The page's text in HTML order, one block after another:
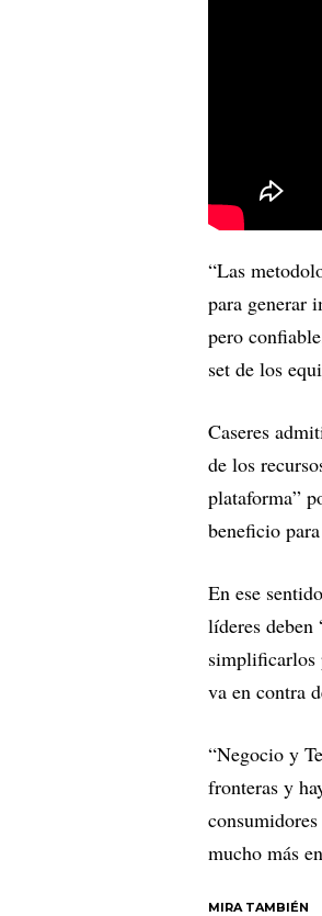
“Las
para generar
pero
set de los
Caseres
de los
plataforma”
beneficio
En ese
líderes deben
simplificarlos
va en contra
“Negocio y
fronteras y
mucho más
MIRA TAMBIÉN